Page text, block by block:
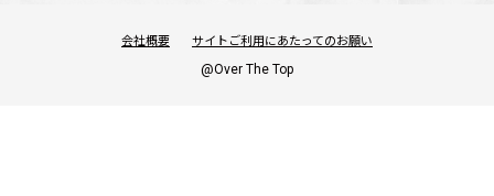
会社概要 サイトご利用にあたってのお願い
@Over The Top